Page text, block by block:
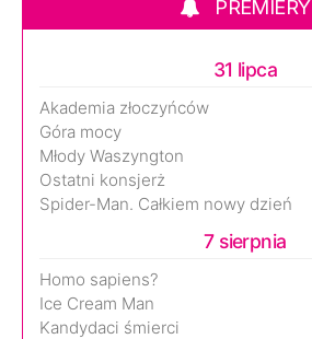
PREMIERY
31 lipca
Akademia złoczyńców
Góra mocy
Młody Waszyngton
Ostatni konsjerż
Spider-Man. Całkiem nowy dzień
7 sierpnia
Homo sapiens?
Ice Cream Man
Kandydaci śmierci